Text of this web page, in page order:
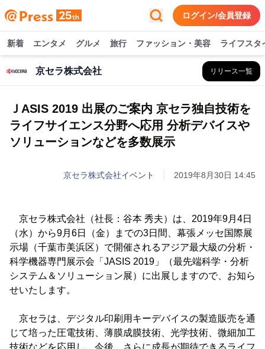
ログイン/会員登録
新着 エンタメ グルメ 旅行 ファッション・美容 ライフスタ
京セラ株式会社 リリース一覧
ＪASIS 2019 出展のご案内 京セラ独自技術を
ライフサイエンス分野へ応用 分析デバイスや
ソリューションなどを多数展示
京セラ株式会社イベント 2019年8月30日 14:45
京セラ株式会社（社長：谷本 秀夫）は、2019年9月4日
（水）から9月6日（金）までの3日間、幕張メッセ国際展
示場（千葉市美浜区）で開催されるアジア最大級の分析・
科学機器専門展示会「JASIS 2019」（最先端科学・分析
システム＆ソリューション展）に出展しますので、お知ら
せいたします。
京セラは、デジタル印刷用キーデバイスの製造販売を通
じて培った圧電技術、薄膜成膜技術、光学技術、微細加工
技術などを応用し、今後、さらに成長が期待できるライフ